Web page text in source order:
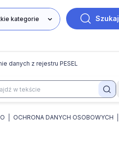
Szukaj
danych z rejestru PESEL
OCHRONA DANYCH OSOBOWYCH